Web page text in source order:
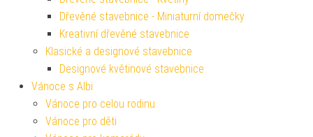
Dřevěné stavebnice - Miniaturní domečky
Kreativní dřevěné stavebnice
Klasické a designové stavebnice
Designové květinové stavebnice
Vánoce s Albi
Vánoce pro celou rodinu
Vánoce pro děti